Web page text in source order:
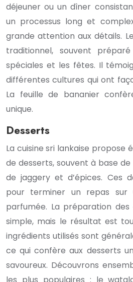
déjeuner ou un dîner
un processus long et
grande attention aux détails.
traditionnel, souvent
spéciales et les fêtes. Il
différentes cultures qui ont
La feuille de bananier
unique.
Desserts
La cuisine sri lankaise propose
de desserts, souvent à base
de jaggery et d’épices. Ces
pour terminer un repas
parfumée. La préparation
simple, mais le résultat est
ingrédients utilisés sont
ce qui confère aux desserts
savoureux. Découvrons